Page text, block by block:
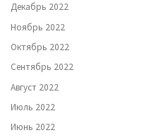
Декабрь 2022
Ноябрь 2022
Октябрь 2022
Сентябрь 2022
Август 2022
Июль 2022
Июнь 2022